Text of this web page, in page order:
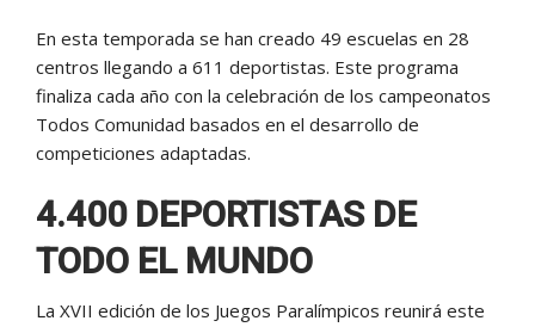
En esta temporada se han creado 49 escuelas en 28
centros llegando a 611 deportistas. Este programa
finaliza cada año con la celebración de los campeonatos
Todos Comunidad basados en el desarrollo de
competiciones adaptadas.
4.400 DEPORTISTAS DE
TODO EL MUNDO
La XVII edición de los Juegos Paralímpicos reunirá este